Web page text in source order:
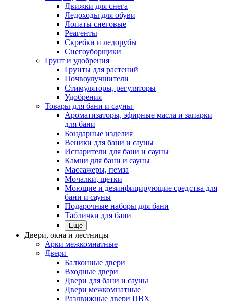
Движки для снега
Ледоходы для обуви
Лопаты снеговые
Реагенты
Скребки и ледорубы
Снегоуборщики
Грунт и удобрения
Грунты для растений
Почвоулучшители
Стимуляторы, регуляторы
Удобрения
Товары для бани и сауны
Ароматизаторы, эфирные масла и запарки
для бани
Бондарные изделия
Веники для бани и сауны
Испарители для бани и сауны
Камни для бани и сауны
Массажеры, пемза
Мочалки, щетки
Моющие и дезинфицирующие средства для
бани и сауны
Подарочные наборы для бани
Таблички для бани
Еще
Двери, окна и лестницы
Арки межкомнатные
Двери
Балконные двери
Входные двери
Двери для бани и сауны
Двери межкомнатные
Раздвижные двери ПВХ